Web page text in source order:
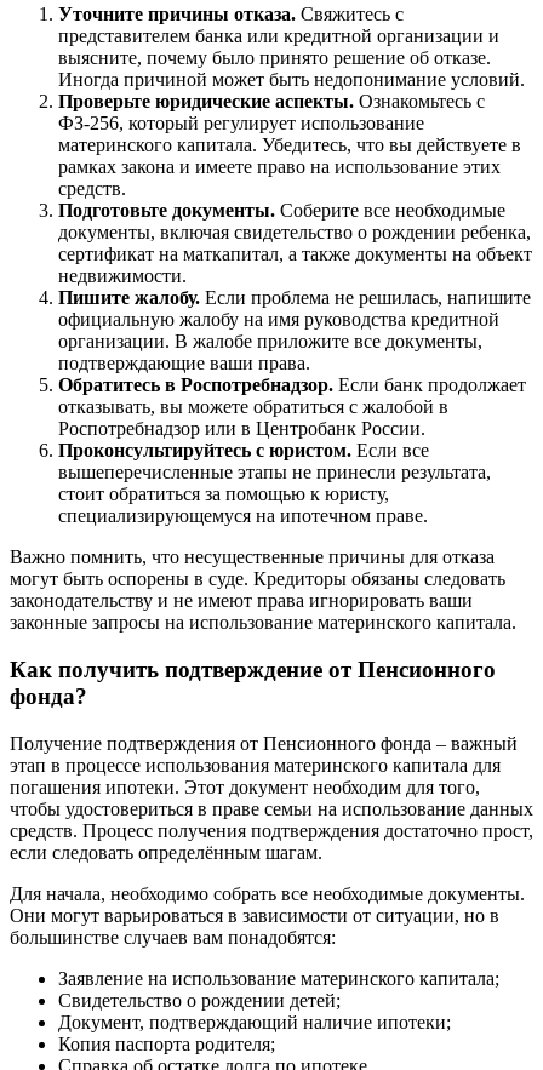
Уточните причины отказа. Свяжитесь с
представителем банка или кредитной организации и
выясните, почему было принято решение об отказе.
Иногда причиной может быть недопонимание условий.
Проверьте юридические аспекты. Ознакомьтесь с
ФЗ-256, который регулирует использование
материнского капитала. Убедитесь, что вы действуете в
рамках закона и имеете право на использование этих
средств.
Подготовьте документы. Соберите все необходимые
документы, включая свидетельство о рождении ребенка,
сертификат на маткапитал, а также документы на объект
недвижимости.
Пишите жалобу. Если проблема не решилась, напишите
официальную жалобу на имя руководства кредитной
организации. В жалобе приложите все документы,
подтверждающие ваши права.
Обратитесь в Роспотребнадзор. Если банк продолжает
отказывать, вы можете обратиться с жалобой в
Роспотребнадзор или в Центробанк России.
Проконсультируйтесь с юристом. Если все
вышеперечисленные этапы не принесли результата,
стоит обратиться за помощью к юристу,
специализирующемуся на ипотечном праве.
Важно помнить, что несущественные причины для отказа
могут быть оспорены в суде. Кредиторы обязаны следовать
законодательству и не имеют права игнорировать ваши
законные запросы на использование материнского капитала.
Как получить подтверждение от Пенсионного
фонда?
Получение подтверждения от Пенсионного фонда – важный
этап в процессе использования материнского капитала для
погашения ипотеки. Этот документ необходим для того,
чтобы удостовериться в праве семьи на использование данных
средств. Процесс получения подтверждения достаточно прост,
если следовать определённым шагам.
Для начала, необходимо собрать все необходимые документы.
Они могут варьироваться в зависимости от ситуации, но в
большинстве случаев вам понадобятся:
Заявление на использование материнского капитала;
Свидетельство о рождении детей;
Документ, подтверждающий наличие ипотеки;
Копия паспорта родителя;
Справка об остатке долга по ипотеке.